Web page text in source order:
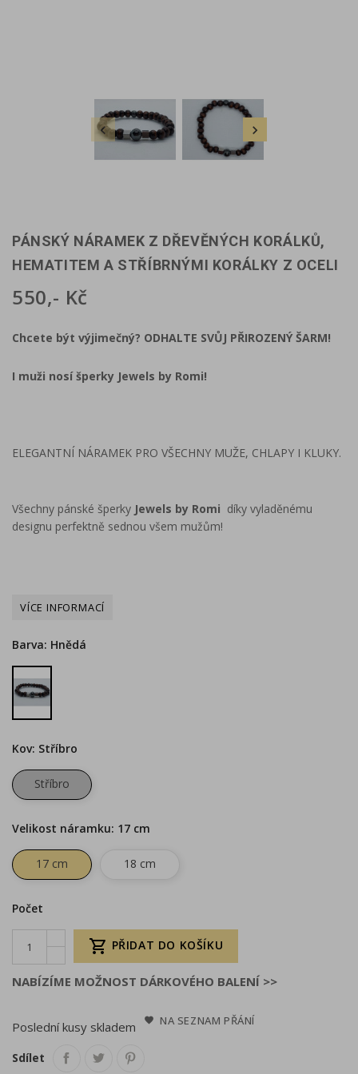
 
PÁNSKÝ NÁRAMEK Z DŘEVĚNÝCH KORÁLKŮ,
HEMATITEM A STŘÍBRNÝMI KORÁLKY Z OCELI
550,- Kč
Chcete být výjimečný? ODHALTE SVŮJ PŘIROZENÝ ŠARM!
I muži nosí šperky Jewels by Romi!
ELEGANTNÍ NÁRAMEK PRO VŠECHNY MUŽE, CHLAPY I KLUKY.
Všechny pánské šperky Jewels by Romi díky vyladěnému
designu perfektně sednou všem mužům!
Barva: Hnědá
Hnědá
Kov: Stříbro
Stříbro
Velikost náramku: 17 cm
17 cm 18 cm
Počet
 PŘIDAT DO KOŠÍKU
NABÍZÍME MOŽNOST DÁRKOVÉHO BALENÍ >>
Poslední kusy skladem NA SEZNAM PŘÁNÍ
Sdílet